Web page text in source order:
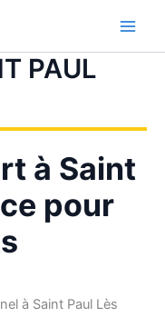
PAUL
à Saint
pour
à Saint Paul Lès